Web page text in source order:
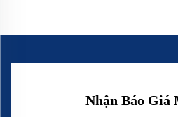
Nhận Báo Giá